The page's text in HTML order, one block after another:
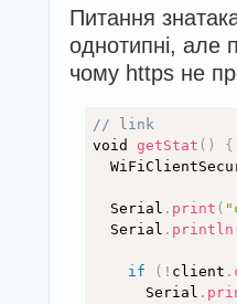
// int
// int
// int
// int
string_stat =
Питання
однотипні, але
чому https не
// link
void getStat ( )
{
  Serial
. print (
  Serial
. println
if ( ! client .
      Serial
.